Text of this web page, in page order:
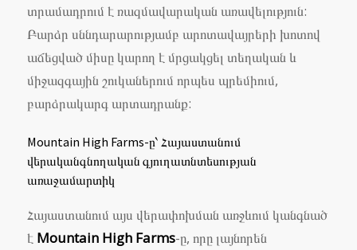
տրամադրում է ռազմավարական առավելություն:
Բարձր սննդարարությամբ արոտավայրերի խոտով
աճեցված միսը կարող է մրցակցել տեղական և
միջազգային շուկաներում որպես պրեմիում,
բարձրակարգ արտադրանք:
Mountain High Farms-ը՝ Հայաստանում
վերականգնողական գյուղատնտեսության
առաջամարտիկ
Հայաստանում այս վերափոխման առջևում կանգնած
է Mountain High Farms-ը, որը լայնորեն